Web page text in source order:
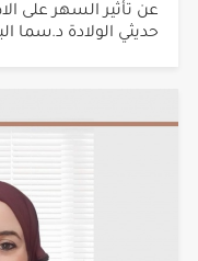
عن تأثير السهر على
حديثي الولادة د.سما